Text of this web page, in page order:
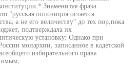
Знаменитая фраза
"русская оппозиция остается
а не его величеству" до тех пор,пока
подтверждала их
установку; Однако при
монархии, записанное в кадетской
избирательного права